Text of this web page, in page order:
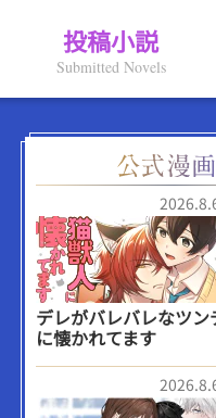
投稿小説
Submitted Novels
デレがバレバレなツ
に懐かれてます